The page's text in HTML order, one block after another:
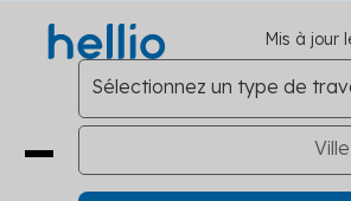
Mis à jour